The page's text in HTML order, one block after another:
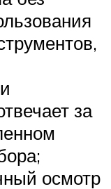
за
осмотр